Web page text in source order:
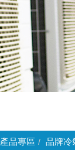
產品專區 品牌冷